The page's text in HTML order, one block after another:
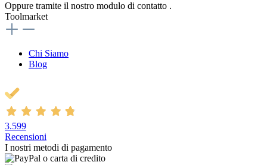
Oppure tramite il nostro modulo di contatto .
Toolmarket
Chi Siamo
Blog
3.599
Recensioni
I nostri metodi di pagamento